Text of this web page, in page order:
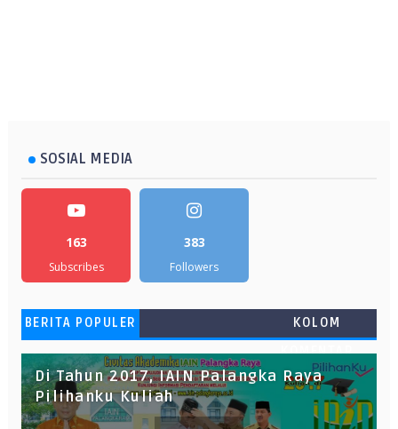
SOSIAL MEDIA
163
Subscribes
383
Followers
BERITA POPULER
KOLOM
KOMENTAR
Di Tahun 2017, IAIN Palangka Raya
Pilihanku Kuliah